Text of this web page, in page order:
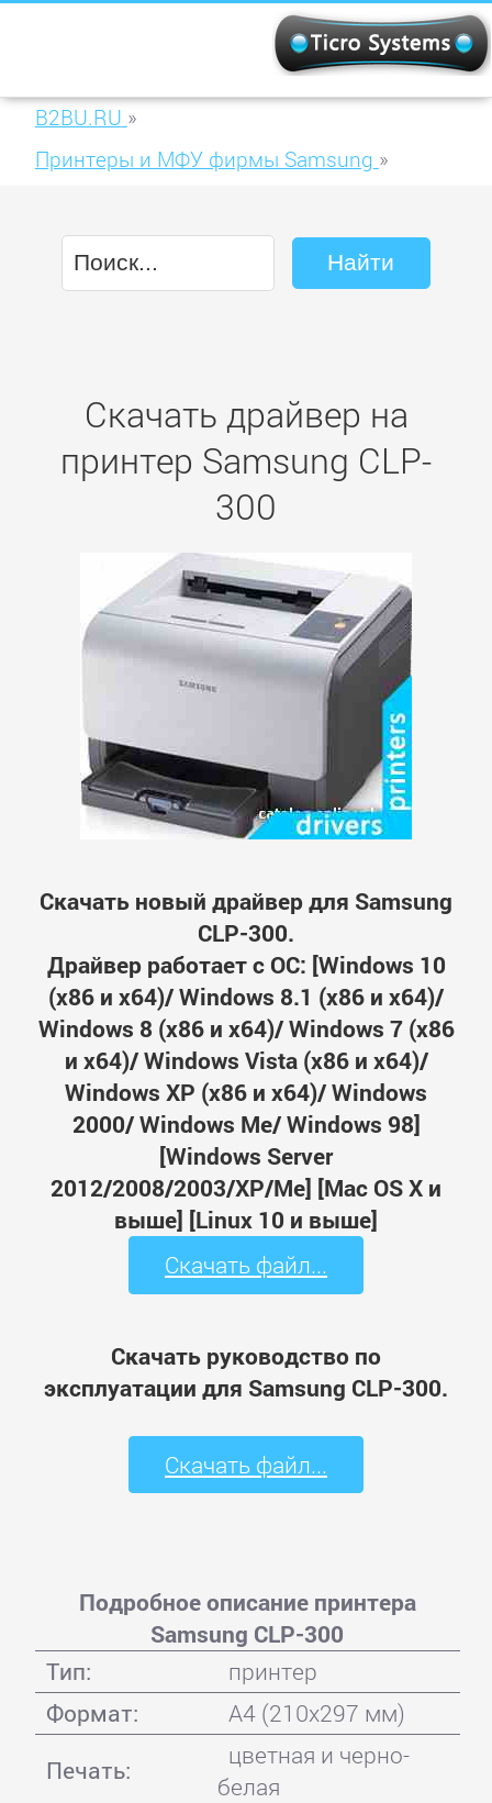
B2BU.RU »
Принтеры и МФУ фирмы Samsung »
Скачать драйвер на
принтер Samsung CLP-
300
Скачать новый драйвер для Samsung
CLP-300.
Драйвер работает с ОС: [Windows 10
(x86 и x64)/ Windows 8.1 (x86 и x64)/
Windows 8 (x86 и x64)/ Windows 7 (x86
и x64)/ Windows Vista (x86 и x64)/
Windows XP (x86 и x64)/ Windows
2000/ Windows Me/ Windows 98]
[Windows Server
2012/2008/2003/XP/Me] [Mac OS X и
выше] [Linux 10 и выше]
Скачать файл...
Скачать руководство по
эксплуатации для Samsung CLP-300.
Скачать файл...
Подробное описание принтера
Samsung CLP-300
Тип:
принтер
Формат:
A4 (210x297 мм)
Печать:
цветная и черно-
белая